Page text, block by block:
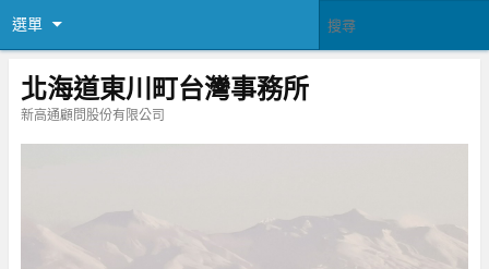
選單
北海道東川町台灣事務所
新高通顧問股份有限公司